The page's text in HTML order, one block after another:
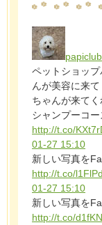
papiclub
ペットショッ
んが美容に来
ちゃんが来て
シャンプーコー
http://t.co/
01-27 15:10
新しい写真を
http://t.co/
01-27 15:10
新しい写真を
http://t.co/